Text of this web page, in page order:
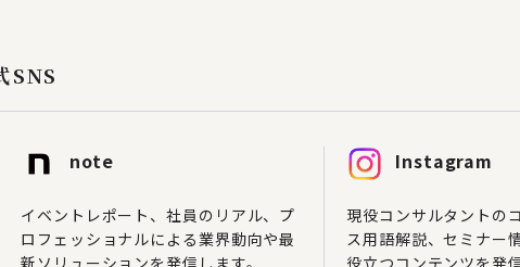
SNS
note
イベントレポート、社員のリアル、プ
ロフェッショナルによる業界動向や最
Instagram
現役コンサルタントの
ス用語解説、セミナー